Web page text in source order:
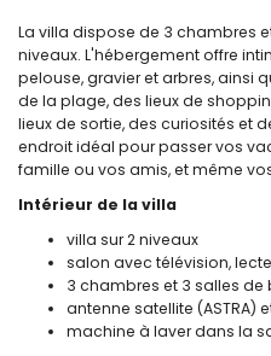
La villa dispose de 3 chambres
niveaux. L'hébergement offre
pelouse, gravier et arbres, ainsi
de la plage, des lieux de
lieux de sortie, des curiosités et
endroit idéal pour passer vos
famille ou vos amis, et même
Intérieur de la villa
villa sur 2 niveaux
salon avec télévision,
3 chambres et 3 salles de
antenne satellite (ASTRA)
machine à laver dans la